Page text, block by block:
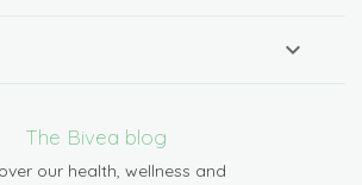
The Bivea blog
our health, wellness and